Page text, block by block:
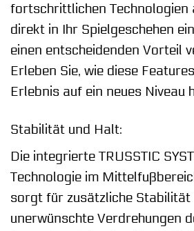
fortschrittlichen Technologien
direkt in Ihr Spielgeschehen
einen entscheidenden Vorteil
Erleben Sie, wie diese
Erlebnis auf ein neues Niveau
Stabilität und Halt:
Die integrierte TRUSSTIC
Technologie im
sorgt für zusätzliche Stabilität
unerwünschte Verdrehungen